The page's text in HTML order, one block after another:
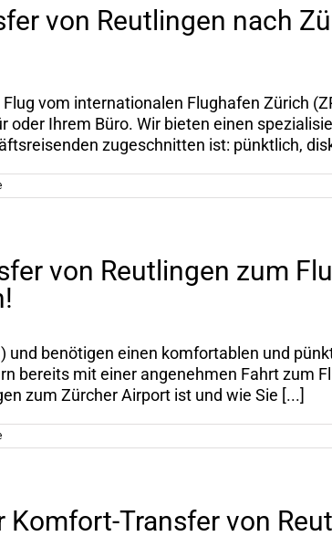
von Reutlingen nach
vom internationalen Flughafen Zürich
oder Ihrem Büro. Wir bieten einen
zugeschnitten ist: pünktlich,
von Reutlingen zum
und benötigen einen komfortablen und
bereits mit einer angenehmen Fahrt zum
zum Zürcher Airport ist und wie Sie [...]
Transfer von